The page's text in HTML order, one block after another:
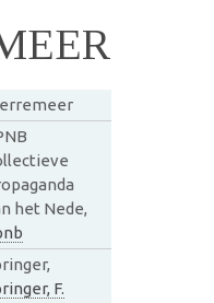
het Nede,
F.